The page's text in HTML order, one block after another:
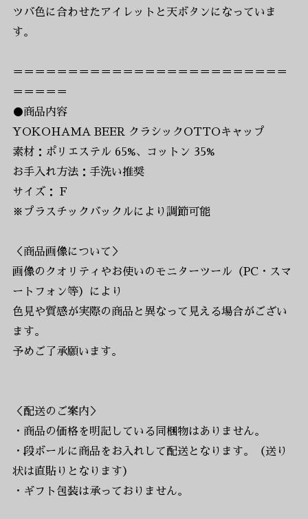
ツバ色に合わせたアイレットと天ボタンになっていま
す。
＝＝＝＝＝＝＝＝＝＝＝＝＝＝＝＝＝＝＝＝＝＝＝＝＝
＝＝＝＝＝
●商品内容
YOKOHAMA BEER クラシックOTTOキャップ
素材：ポリエステル 65%、コットン 35%
お手入れ方法：手洗い推奨
サイズ： F
※プラスチックバックルにより調節可能
＜商品画像について＞
画像のクオリティやお使いのモニターツール（PC・スマ
ートフォン等）により
色見や質感が実際の商品と異なって見える場合がござい
ます。
予めご了承願います。
＜配送のご案内＞
・商品の価格を明記している同梱物はありません。
・段ボールに商品をお入れして配送となります。（送り
状は直貼りとなります）
・ギフト包装は承っておりません。